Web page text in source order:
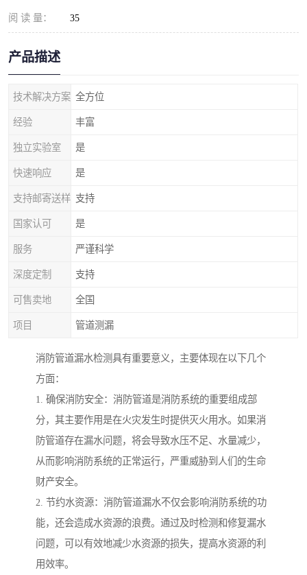
阅 读 量： 35
产品描述
技术解决方案 全方位
经验 丰富
独立实验室 是
快速响应 是
支持邮寄送样 支持
国家认可 是
服务 严谨科学
深度定制 支持
可售卖地 全国
项目 管道测漏
消防管道漏水检测具有重要意义，主要体现在以下几个
方面：
1. 确保消防安全：消防管道是消防系统的重要组成部
分，其主要作用是在火灾发生时提供灭火用水。如果消
防管道存在漏水问题，将会导致水压不足、水量减少，
从而影响消防系统的正常运行，严重威胁到人们的生命
财产安全。
2. 节约水资源：消防管道漏水不仅会影响消防系统的功
能，还会造成水资源的浪费。通过及时检测和修复漏水
问题，可以有效地减少水资源的损失，提高水资源的利
用效率。